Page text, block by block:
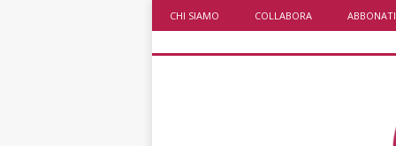
CHI SIAMO COLLABORA ABBONATI